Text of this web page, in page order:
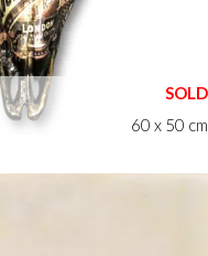
60 x 50 cm